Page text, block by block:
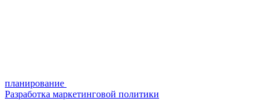
планирование
Разработка маркетинговой политики